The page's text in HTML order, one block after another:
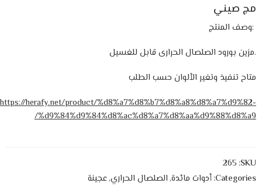
مج صيني
:وصف المنتج
.مزين بورود الصلصال الحرارى قابل للغسيل
متاح تنفيذ وتغير الألوان حسب الطلب
https://herafy.net/product/%d8%a7%d8%b7%d8%a8%d8%a7%d9%82-
%d9%84%d9%84%d8%ac%d8%a7%d8%aa%d9%88%d8%a9/
SKU:
265
Categories: أدوات مائدة,الصلصال الحراري,عجينة